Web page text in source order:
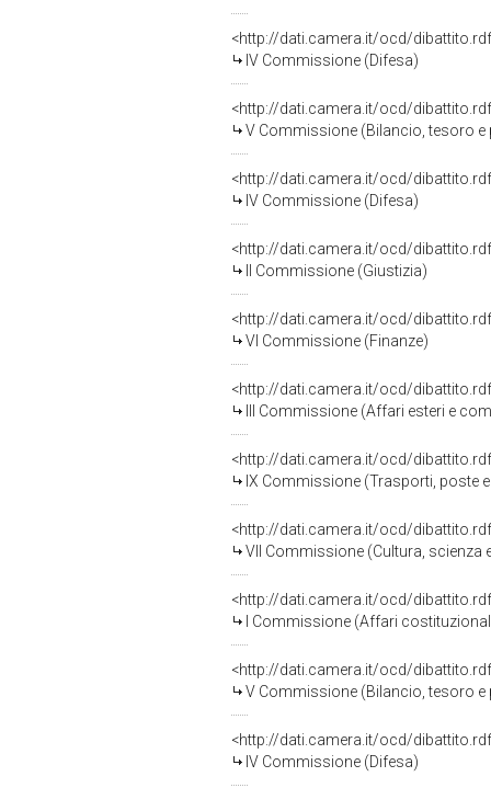
<http://dati.camera.it/ocd/
IV Commissione (Difesa)
<http://dati.camera.it/ocd/
V Commissione (Bilancio, tesoro
<http://dati.camera.it/ocd/
IV Commissione (Difesa)
<http://dati.camera.it/ocd/
II Commissione (Giustizia)
<http://dati.camera.it/ocd/
VI Commissione (Finanze)
<http://dati.camera.it/ocd/
III Commissione (Affari esteri e
<http://dati.camera.it/ocd/
IX Commissione (Trasporti, poste
<http://dati.camera.it/ocd/
VII Commissione (Cultura, scienza
<http://dati.camera.it/ocd/
I Commissione (Affari
<http://dati.camera.it/ocd/
V Commissione (Bilancio, tesoro
<http://dati.camera.it/ocd/
IV Commissione (Difesa)